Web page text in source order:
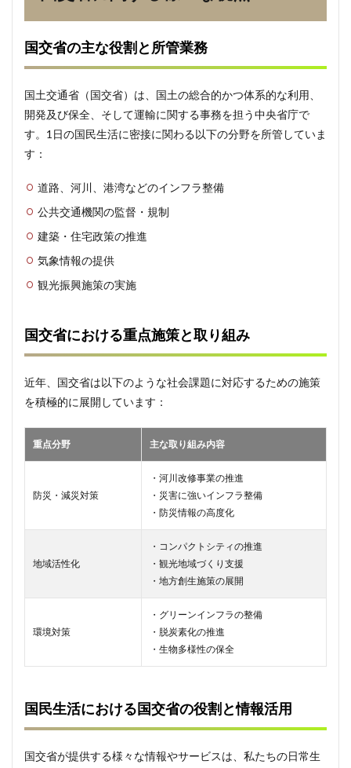
国交省の主な役割と所管業務
国土交通省（国交省）は、国土の総合的かつ体系的な利用、
開発及び保全、そして運輸に関する事務を担う中央省庁で
す。1日の国民生活に密接に関わる以下の分野を所管していま
す：
道路、河川、港湾などのインフラ整備
公共交通機関の監督・規制
建築・住宅政策の推進
気象情報の提供
観光振興施策の実施
国交省における重点施策と取り組み
近年、国交省は以下のような社会課題に対応するための施策
を積極的に展開しています：
重点分野 主な取り組み内容
防災・減災対策
・河川改修事業の推進
・災害に強いインフラ整備
・防災情報の高度化
地域活性化
・コンパクトシティの推進
・観光地域づくり支援
・地方創生施策の展開
環境対策
・グリーンインフラの整備
・脱炭素化の推進
・生物多様性の保全
国民生活における国交省の役割と情報活用
国交省が提供する様々な情報やサービスは、私たちの日常生